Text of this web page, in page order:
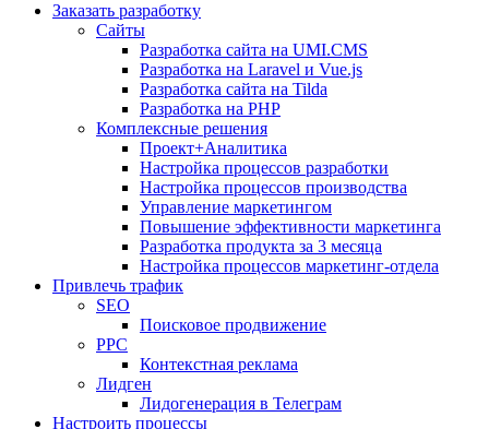
Заказать разработку
Сайты
Разработка сайта на UMI.CMS
Разработка на Laravel и Vue.js
Разработка сайта на Tilda
Разработка на PHP
Комплексные решения
Проект+Аналитика
Настройка процессов разработки
Настройка процессов производства
Управление маркетингом
Повышение эффективности маркетинга
Разработка продукта за 3 месяца
Настройка процессов маркетинг-отдела
Привлечь трафик
SEO
Поисковое продвижение
PPC
Контекстная реклама
Лидген
Лидогенерация в Телеграм
Настроить процессы